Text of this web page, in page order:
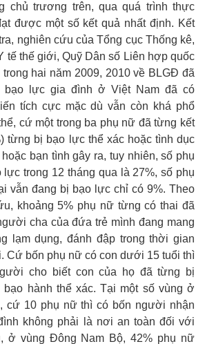
chủ trương trên, qua quá trình thực
được một số kết quả nhất định. Kết
nghiên cứu của Tổng cục Thống kê,
tế thế giới, Quỹ Dân số Liên hợp quốc
hai năm 2009, 2010 về BLGĐ đã
bạo lực gia đình ở Việt Nam đã có
tích cực mặc dù vẫn còn khá phổ
cứ một trong ba phụ nữ đã từng kết
từng bị bạo lực thể xác hoặc tình dục
bạn tình gây ra, tuy nhiên, số phụ
lực trong 12 tháng qua là 27%, số phụ
vẫn đang bị bạo lực chỉ có 9%. Theo
khoảng 5% phụ nữ từng có thai đã
cha của đứa trẻ mình đang mang
lạm dụng, đánh đập trong thời gian
Cứ bốn phụ nữ có con dưới 15 tuổi thì
cho biết con của họ đã từng bị
bạo hành thể xác. Tại một số vùng ở
cứ 10 phụ nữ thì có bốn người nhận
không phải là nơi an toàn đối với
ở vùng Đông Nam Bộ, 42% phụ nữ